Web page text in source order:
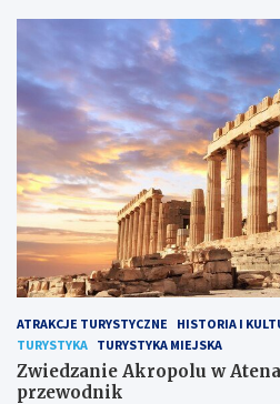
ATRAKCJE TURYSTYCZNE HISTORIA I
TURYSTYKA TURYSTYKA MIEJSKA
Zwiedzanie Akropolu w
przewodnik